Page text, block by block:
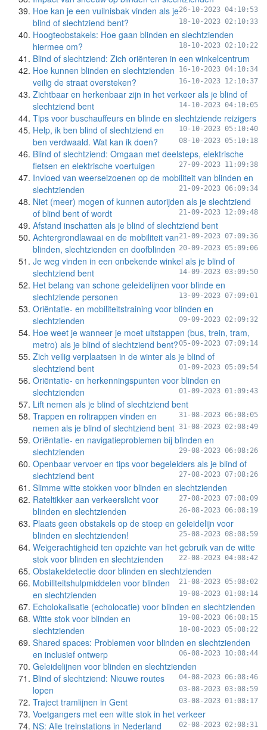
26-10-2023 04:10:53
Hoe kan je een vuilnisbak vinden als je
blind of slechtziend bent?
18-10-2023 02:10:33
Hoogteobstakels: Hoe gaan blinden en slechtzienden
hiermee om?
18-10-2023 02:10:22
Blind of slechtziend: Zich oriënteren in een winkelcentrum
16-10-2023 04:10:34
Hoe kunnen blinden en slechtzienden
veilig de straat oversteken?
16-10-2023 12:10:37
Zichtbaar en herkenbaar zijn in het verkeer als je blind of
slechtziend bent
14-10-2023 04:10:05
Tips voor buschauffeurs en blinde en slechtziende reizigers
10-10-2023 05:10:40
Help, ik ben blind of slechtziend en
ben verdwaald. Wat kan ik doen?
08-10-2023 05:10:18
Blind of slechtziend: Omgaan met deelsteps, elektrische
fietsen en elektrische voertuigen
27-09-2023 11:09:38
Invloed van weerseizoenen op de mobiliteit van blinden en
slechtzienden
21-09-2023 06:09:34
Niet (meer) mogen of kunnen autorijden als je slechtziend
of blind bent of wordt
21-09-2023 12:09:48
Afstand inschatten als je blind of slechtziend bent
21-09-2023 07:09:36
Achtergrondlawaai en de mobiliteit van
blinden, slechtzienden en doofblinden 20-09-2023 05:09:06
Je weg vinden in een onbekende winkel als je blind of
slechtziend bent
14-09-2023 03:09:50
Het belang van schone geleidelijnen voor blinde en
slechtziende personen
13-09-2023 07:09:01
Oriëntatie- en mobiliteitstraining voor blinden en
slechtzienden
09-09-2023 02:09:32
Hoe weet je wanneer je moet uitstappen (bus, trein, tram,
metro) als je blind of slechtziend bent?05-09-2023 07:09:14
Zich veilig verplaatsen in de winter als je blind of
slechtziend bent
01-09-2023 05:09:54
Oriëntatie- en herkenningspunten voor blinden en
slechtzienden
01-09-2023 01:09:43
Lift nemen als je blind of slechtziend bent
31-08-2023 06:08:05
Trappen en roltrappen vinden en
nemen als je blind of slechtziend bent 31-08-2023 02:08:49
Oriëntatie- en navigatieproblemen bij blinden en
slechtzienden
29-08-2023 06:08:26
Openbaar vervoer en tips voor begeleiders als je blind of
slechtziend bent
27-08-2023 07:08:26
Slimme witte stokken voor blinden en slechtzienden
27-08-2023 07:08:09
Rateltikker aan verkeerslicht voor
blinden en slechtzienden
26-08-2023 06:08:19
Plaats geen obstakels op de stoep en geleidelijn voor
blinden en slechtzienden!
25-08-2023 08:08:59
Weigerachtigheid ten opzichte van het gebruik van de witte
stok voor blinden en slechtzienden
22-08-2023 04:08:42
Obstakeldetectie door blinden en slechtzienden
21-08-2023 05:08:02
Mobiliteitshulpmiddelen voor blinden
en slechtzienden
19-08-2023 01:08:14
Echolokalisatie (echolocatie) voor blinden en slechtzienden
19-08-2023 06:08:15
Witte stok voor blinden en
slechtzienden
18-08-2023 05:08:22
Shared spaces: Problemen voor blinden en slechtzienden
en inclusief ontwerp
06-08-2023 10:08:44
Geleidelijnen voor blinden en slechtzienden
04-08-2023 06:08:46
Blind of slechtziend: Nieuwe routes
lopen
03-08-2023 03:08:59
Traject tramlijnen in Gent 03-08-2023 01:08:17
Voetgangers met een witte stok in het verkeer
02-08-2023 02:08:31
NS: Alle treinstations in Nederland